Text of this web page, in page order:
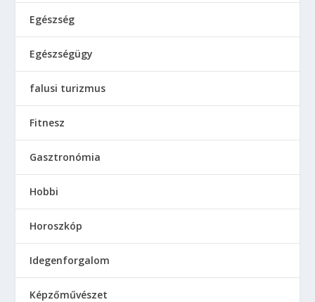
Egészség
Egészségügy
falusi turizmus
Fitnesz
Gasztronómia
Hobbi
Horoszkóp
Idegenforgalom
Képzőművészet